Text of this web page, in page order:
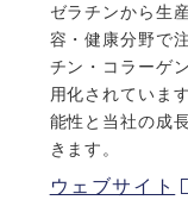
ゼラチンから生
容・健康分野で
チン・コラーゲ
用化されていま
能性と当社の成
きます。
ウェブサイト